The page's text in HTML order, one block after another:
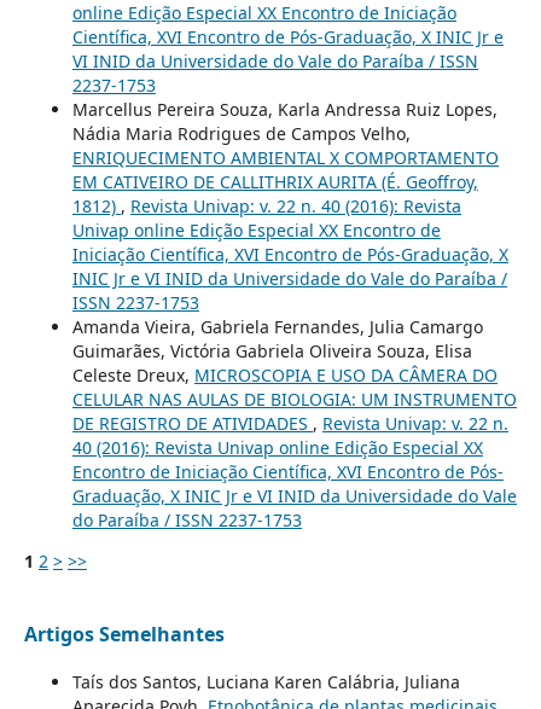
online Edição Especial XX Encontro de Iniciação
Científica, XVI Encontro de Pós-Graduação, X INIC Jr e
VI INID da Universidade do Vale do Paraíba / ISSN
2237-1753
Marcellus Pereira Souza, Karla Andressa Ruiz Lopes,
Nádia Maria Rodrigues de Campos Velho,
ENRIQUECIMENTO AMBIENTAL X COMPORTAMENTO
EM CATIVEIRO DE CALLITHRIX AURITA (É. Geoffroy,
1812) , Revista Univap: v. 22 n. 40 (2016): Revista
Univap online Edição Especial XX Encontro de
Iniciação Científica, XVI Encontro de Pós-Graduação, X
INIC Jr e VI INID da Universidade do Vale do Paraíba /
ISSN 2237-1753
Amanda Vieira, Gabriela Fernandes, Julia Camargo
Guimarães, Victória Gabriela Oliveira Souza, Elisa
Celeste Dreux, MICROSCOPIA E USO DA CÂMERA DO
CELULAR NAS AULAS DE BIOLOGIA: UM INSTRUMENTO
DE REGISTRO DE ATIVIDADES , Revista Univap: v. 22 n.
40 (2016): Revista Univap online Edição Especial XX
Encontro de Iniciação Científica, XVI Encontro de Pós-
Graduação, X INIC Jr e VI INID da Universidade do Vale
do Paraíba / ISSN 2237-1753
1 2 > >>
Artigos Semelhantes
Taís dos Santos, Luciana Karen Calábria, Juliana